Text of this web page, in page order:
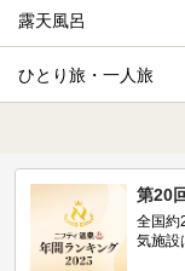
露天風呂
ひとり旅・一人旅
第20
全国約
気施設